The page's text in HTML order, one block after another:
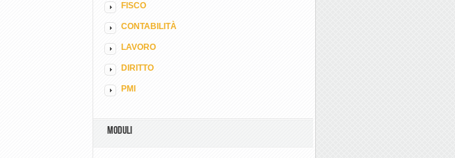
FISCO
CONTABILITÀ
LAVORO
DIRITTO
PMI
MODULI